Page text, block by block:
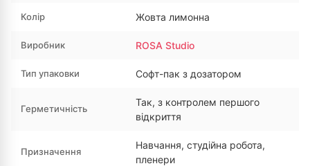
Колір Жовта лимонна
Виробник ROSA Studio
Тип упаковки Софт-пак з дозатором
Герметичність
Так, з контролем першого
відкриття
Призначення
Навчання, студійна робота,
пленери